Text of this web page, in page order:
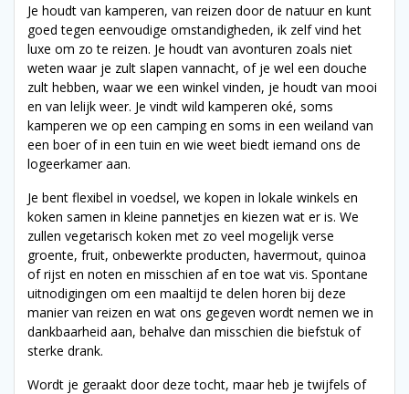
Je houdt van kamperen, van reizen door de natuur en kunt
goed tegen eenvoudige omstandigheden, ik zelf vind het
luxe om zo te reizen. Je houdt van avonturen zoals niet
weten waar je zult slapen vannacht, of je wel een douche
zult hebben, waar we een winkel vinden, je houdt van mooi
en van lelijk weer. Je vindt wild kamperen oké, soms
kamperen we op een camping en soms in een weiland van
een boer of in een tuin en wie weet biedt iemand ons de
logeerkamer aan.
Je bent flexibel in voedsel, we kopen in lokale winkels en
koken samen in kleine pannetjes en kiezen wat er is. We
zullen vegetarisch koken met zo veel mogelijk verse
groente, fruit, onbewerkte producten, havermout, quinoa
of rijst en noten en misschien af en toe wat vis. Spontane
uitnodigingen om een maaltijd te delen horen bij deze
manier van reizen en wat ons gegeven wordt nemen we in
dankbaarheid aan, behalve dan misschien die biefstuk of
sterke drank.
Wordt je geraakt door deze tocht, maar heb je twijfels of